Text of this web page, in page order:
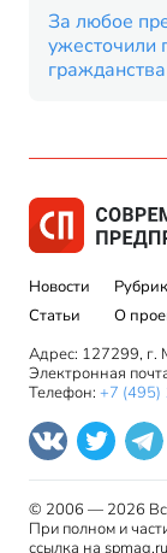
За любое
ужесточили
гражданства
Новости
Статьи
О
Адрес: 127299, г.
Электронная
Телефон: +7 (495)
© 2006 — 2026
При полном и
ссылка на